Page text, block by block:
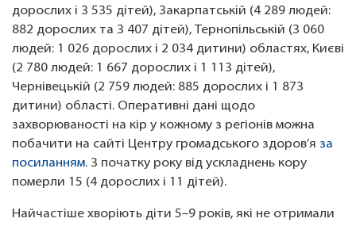
дорослих і 3 535 дітей), Закарпатській (4 289 людей:
882 дорослих та 3 407 дітей), Тернопільській (3 060
людей: 1 026 дорослих і 2 034 дитини) областях, Києві
(2 780 людей: 1 667 дорослих і 1 113 дітей),
Чернівецькій (2 759 людей: 885 дорослих і 1 873
дитини) області. Оперативні дані щодо
захворюваності на кір у кожному з регіонів можна
побачити на сайті Центру громадського здоров’я за
посиланням. З початку року від ускладнень кору
померли 15 (4 дорослих і 11 дітей).
Найчастіше хворіють діти 5–9 років, які не отримали